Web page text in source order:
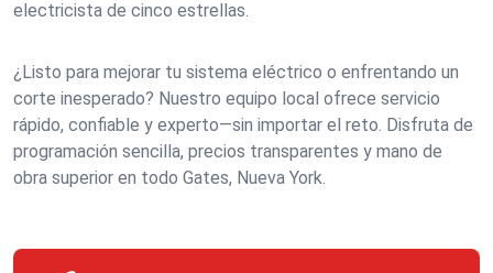
electricista de cinco estrellas.
¿Listo para mejorar tu sistema eléctrico o enfrentando un
corte inesperado? Nuestro equipo local ofrece servicio
rápido, confiable y experto—sin importar el reto. Disfruta de
programación sencilla, precios transparentes y mano de
obra superior en todo Gates, Nueva York.